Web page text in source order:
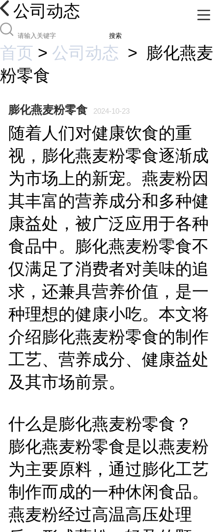
公司动态
搜索
首页 > 公司动态 > 膨化燕麦
粉零食
膨化燕麦粉零食 2024-10-23
随着人们对健康饮食的重
视，膨化燕麦粉零食逐渐成
为市场上的新宠。燕麦粉因
其丰富的营养成分和多种健
康益处，被广泛应用于各种
食品中。膨化燕麦粉零食不
仅满足了消费者对美味的追
求，还兼具营养价值，是一
种理想的健康小吃。本文将
介绍膨化燕麦粉零食的制作
工艺、营养成分、健康益处
及其市场前景。
什么是膨化燕麦粉零食？
膨化燕麦粉零食是以燕麦粉
为主要原料，通过膨化工艺
制作而成的一种休闲食品。
燕麦粉经过高温高压处理